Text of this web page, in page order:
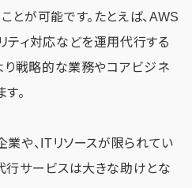
とが可能です。たとえば、AWS
ティ対応などを運用代行する
り戦略的な業務やコアビジネ
。
業や、ITリソースが限られてい
行サービスは大きな助けとな